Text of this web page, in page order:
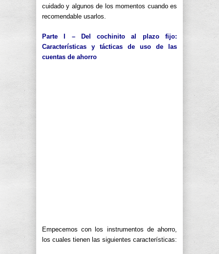
cuidado y algunos de los momentos cuando es
recomendable usarlos.
Parte I –
Del cochinito al plazo fijo:
Características y tácticas de uso de las
cuentas de ahorro
Empecemos con los instrumentos de ahorro,
los cuales tienen las siguientes características: